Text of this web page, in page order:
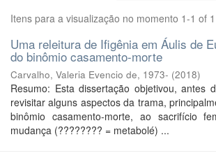
Itens para a visualização no momento 1-1 of 1
Uma releitura de Ifigênia em Áulis de
do binômio casamento-morte
Carvalho, Valeria Evencio de, 1973- (2018)
Resumo: Esta dissertação objetivou, antes
revisitar alguns aspectos da trama,
binômio casamento-morte, ao sacrifício
mudança (???????? = metabolé) ...